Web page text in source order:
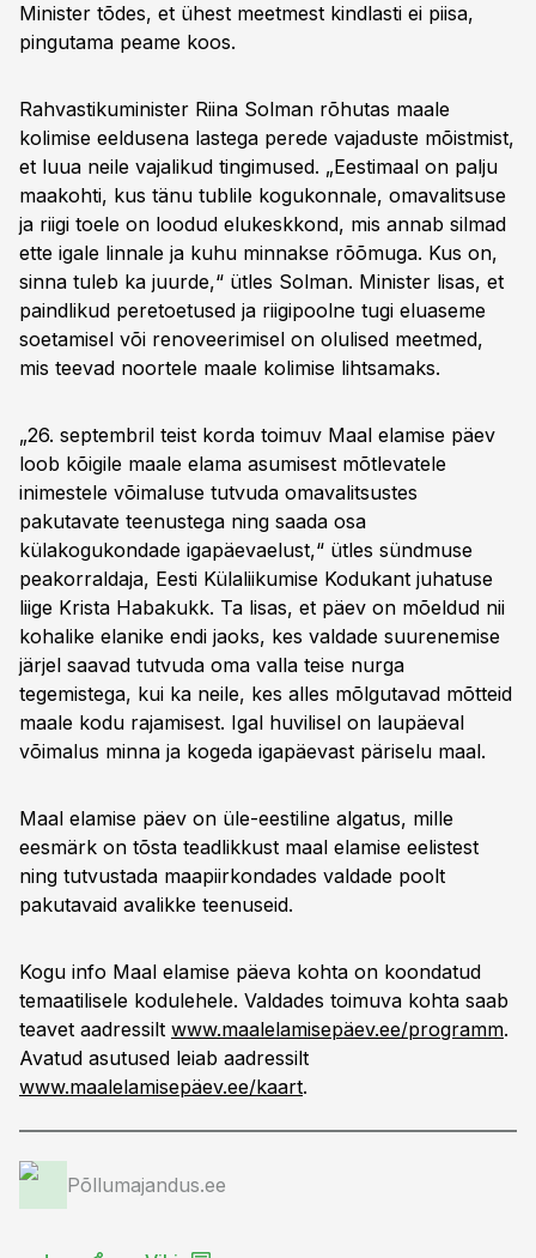
Minister tõdes, et ühest meetmest kindlasti ei piisa,
pingutama peame koos.
Rahvastikuminister Riina Solman rõhutas maale
kolimise eeldusena lastega perede vajaduste mõistmist,
et luua neile vajalikud tingimused. „Eestimaal on palju
maakohti, kus tänu tublile kogukonnale, omavalitsuse
ja riigi toele on loodud elukeskkond, mis annab silmad
ette igale linnale ja kuhu minnakse rõõmuga. Kus on,
sinna tuleb ka juurde,“ ütles Solman. Minister lisas, et
paindlikud peretoetused ja riigipoolne tugi eluaseme
soetamisel või renoveerimisel on olulised meetmed,
mis teevad noortele maale kolimise lihtsamaks.
„26. septembril teist korda toimuv Maal elamise päev
loob kõigile maale elama asumisest mõtlevatele
inimestele võimaluse tutvuda omavalitsustes
pakutavate teenustega ning saada osa
külakogukondade igapäevaelust,“ ütles sündmuse
peakorraldaja, Eesti Külaliikumise Kodukant juhatuse
liige Krista Habakukk. Ta lisas, et päev on mõeldud nii
kohalike elanike endi jaoks, kes valdade suurenemise
järjel saavad tutvuda oma valla teise nurga
tegemistega, kui ka neile, kes alles mõlgutavad mõtteid
maale kodu rajamisest. Igal huvilisel on laupäeval
võimalus minna ja kogeda igapäevast päriselu maal.
Maal elamise päev on üle-eestiline algatus, mille
eesmärk on tõsta teadlikkust maal elamise eelistest
ning tutvustada maapiirkondades valdade poolt
pakutavaid avalikke teenuseid.
Kogu info Maal elamise päeva kohta on koondatud
temaatilisele kodulehele. Valdades toimuva kohta saab
teavet aadressilt www.maalelamisepäev.ee/programm.
Avatud asutused leiab aadressilt
www.maalelamisepäev.ee/kaart.
Põllumajandus.ee